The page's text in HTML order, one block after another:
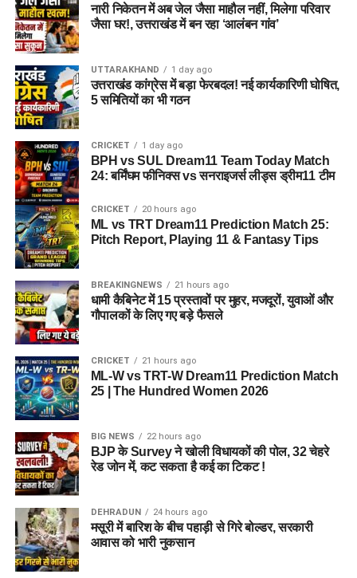
नारी निकेतन में अब जेल जैसा माहौल नहीं, मिलेगा परिवार
जैसा घर!, उत्तराखंड में बन रहा ‘आलंबन गांव’
UTTARAKHAND 1 day ago
उत्तराखंड कांग्रेस में बड़ा फेरबदल! नई कार्यकारिणी घोषित,
5 समितियों का भी गठन
CRICKET 1 day ago
BPH vs SUL Dream11 Team Today Match
24: बर्मिंघम फीनिक्स vs सनराइजर्स लीड्स ड्रीम11 टीम
CRICKET 20 hours ago
ML vs TRT Dream11 Prediction Match 25:
Pitch Report, Playing 11 & Fantasy Tips
BREAKINGNEWS 21 hours ago
धामी कैबिनेट में 15 प्रस्तावों पर मुहर, मजदूरों, युवाओं और
गौपालकों के लिए गए बड़े फैसले
CRICKET 21 hours ago
ML-W vs TRT-W Dream11 Prediction Match
25 | The Hundred Women 2026
BIG NEWS 22 hours ago
BJP के Survey ने खोली विधायकों की पोल, 32 चेहरे
रेड जोन में, कट सकता है कई का टिकट !
DEHRADUN 24 hours ago
मसूरी में बारिश के बीच पहाड़ी से गिरे बोल्डर, सरकारी
आवास को भारी नुकसान